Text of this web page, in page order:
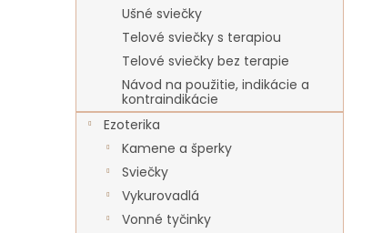
Ušné sviečky
Telové sviečky s terapiou
Telové sviečky bez terapie
Návod na použitie, indikácie a
kontraindikácie
Ezoterika
Kamene a šperky
Sviečky
Vykurovadlá
Vonné tyčinky